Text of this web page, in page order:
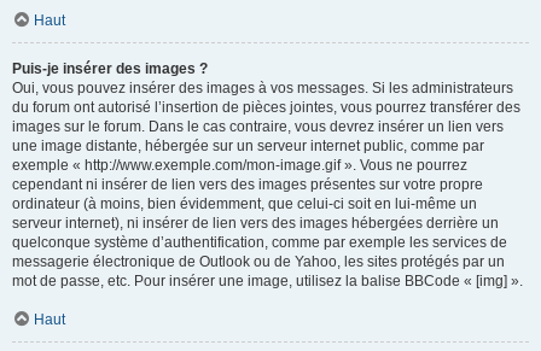
Haut
Puis-je insérer des images ?
Oui, vous pouvez insérer des images à vos messages. Si les administrateurs
du forum ont autorisé l’insertion de pièces jointes, vous pourrez transférer des
images sur le forum. Dans le cas contraire, vous devrez insérer un lien vers
une image distante, hébergée sur un serveur internet public, comme par
exemple « http://www.exemple.com/mon-image.gif ». Vous ne pourrez
cependant ni insérer de lien vers des images présentes sur votre propre
ordinateur (à moins, bien évidemment, que celui-ci soit en lui-même un
serveur internet), ni insérer de lien vers des images hébergées derrière un
quelconque système d’authentification, comme par exemple les services de
messagerie électronique de Outlook ou de Yahoo, les sites protégés par un
mot de passe, etc. Pour insérer une image, utilisez la balise BBCode « [img] ».
Haut